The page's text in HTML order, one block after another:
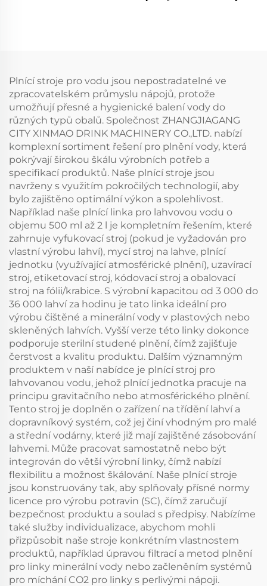
Plnící stroje pro vodu jsou nepostradatelné ve
zpracovatelském průmyslu nápojů, protože
umožňují přesné a hygienické balení vody do
různých typů obalů. Společnost ZHANGJIAGANG
CITY XINMAO DRINK MACHINERY CO.,LTD. nabízí
komplexní sortiment řešení pro plnění vody, která
pokrývají širokou škálu výrobních potřeb a
specifikací produktů. Naše plnící stroje jsou
navrženy s využitím pokročilých technologií, aby
bylo zajištěno optimální výkon a spolehlivost.
Například naše plnící linka pro lahvovou vodu o
objemu 500 ml až 2 l je kompletním řešením, které
zahrnuje vyfukovací stroj (pokud je vyžadován pro
vlastní výrobu lahví), mycí stroj na lahve, plnící
jednotku (využívající atmosférické plnění), uzavírací
stroj, etiketovací stroj, kódovací stroj a obalovací
stroj na fólii/krabice. S výrobní kapacitou od 3 000 do
36 000 lahví za hodinu je tato linka ideální pro
výrobu čištěné a minerální vody v plastových nebo
skleněných lahvích. Vyšší verze této linky dokonce
podporuje sterilní studené plnění, čímž zajišťuje
čerstvost a kvalitu produktu. Dalším významným
produktem v naší nabídce je plnící stroj pro
lahvovanou vodu, jehož plnící jednotka pracuje na
principu gravitačního nebo atmosférického plnění.
Tento stroj je doplněn o zařízení na třídění lahví a
dopravníkový systém, což jej činí vhodným pro malé
a střední vodárny, které již mají zajištěné zásobování
lahvemi. Může pracovat samostatně nebo být
integrován do větší výrobní linky, čímž nabízí
flexibilitu a možnost škálování. Naše plnící stroje
jsou konstruovány tak, aby splňovaly přísné normy
licence pro výrobu potravin (SC), čímž zaručují
bezpečnost produktu a soulad s předpisy. Nabízíme
také služby individualizace, abychom mohli
přizpůsobit naše stroje konkrétním vlastnostem
produktů, například úpravou filtrací a metod plnění
pro linky minerální vody nebo začleněním systémů
pro míchání CO2 pro linky s perlivými nápoji.